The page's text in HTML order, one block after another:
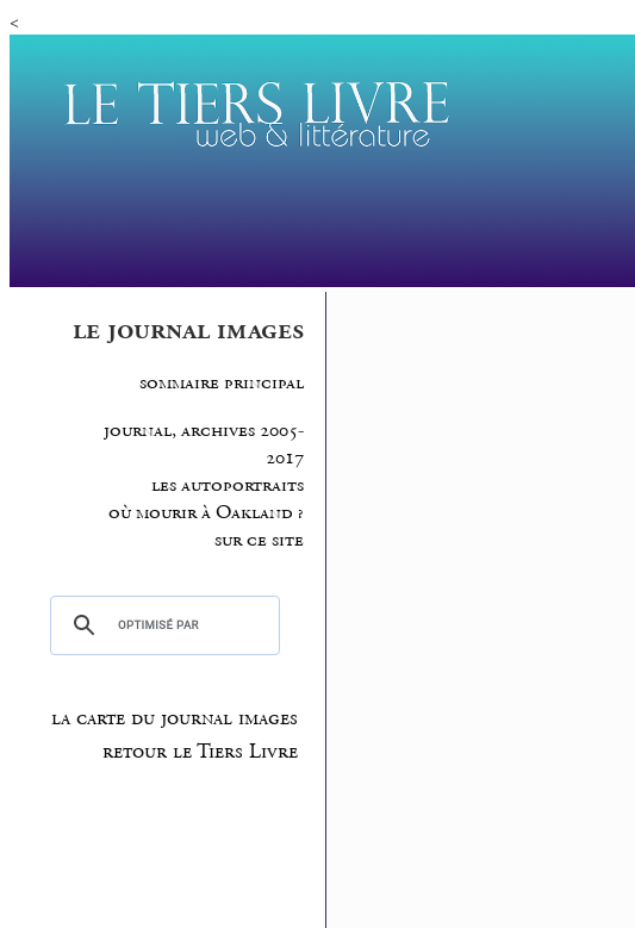
<
le journal images
sommaire principal
journal, archives 2005-
2017
les autoportraits
où mourir à Oakland ?
sur ce site
la carte du journal images
retour le Tiers Livre